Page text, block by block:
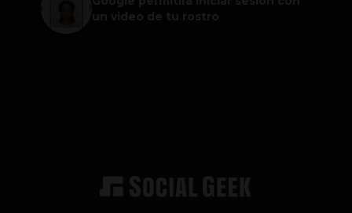
un video de tu rostro